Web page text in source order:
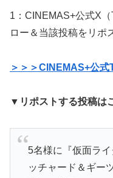
1：CINEMAS+公式X（
ロー＆当該投稿をリポ
＞＞＞CINEMAS+公
▼リポストする投稿は
5名様に『仮面ラ
ッチャード＆ギー